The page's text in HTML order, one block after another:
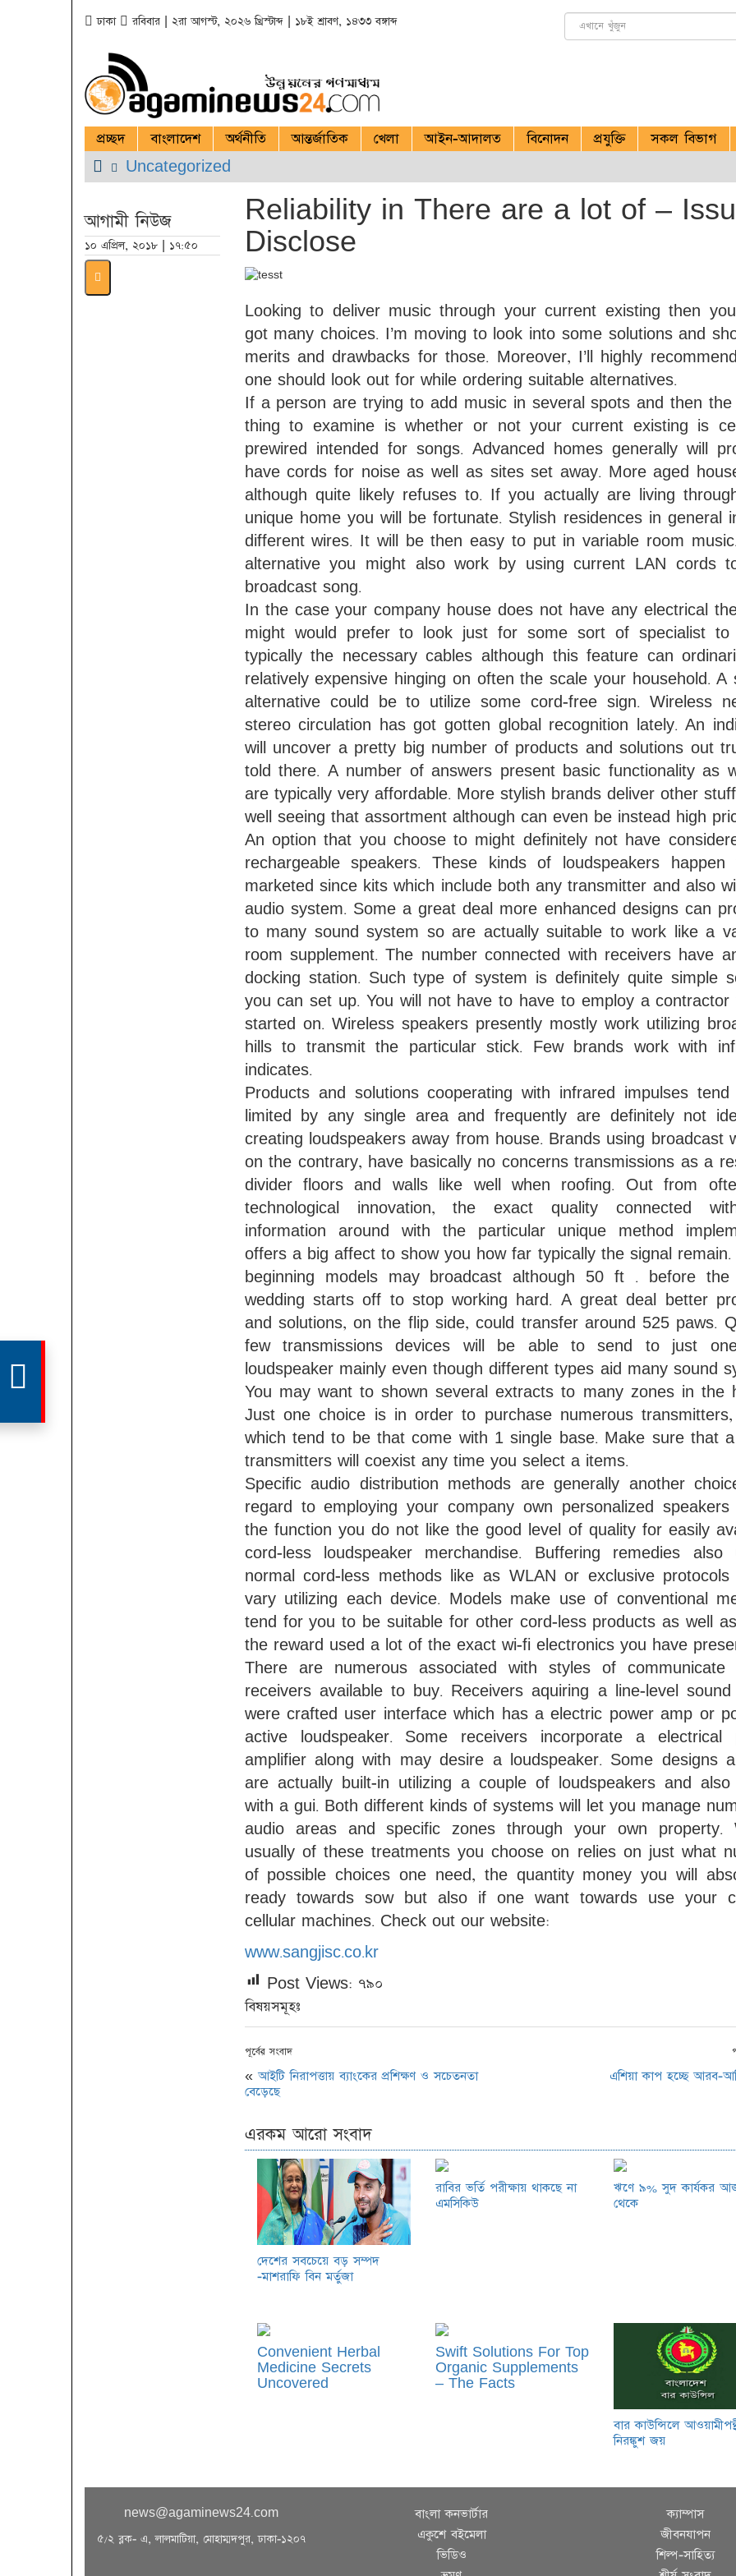
ঢাকা রবিবার | ২রা আগস্ট, ২০২৬ খ্রিস্টাব্দ | ১৮ই শ্রাবণ, ১৪৩৩ বঙ্গাব্দ
প্রচ্ছদ বাংলাদেশ অর্থনীতি আন্তর্জাতিক খেলা আইন-আদালত বিনোদন প্রযুক্তি সকল বিভাগ
Uncategorized
আগামী নিউজ
১০ এপ্রিল, ২০১৮ | ১৭:৫০
Reliability in There are a lot of –
Disclose
Looking to deliver music through your current existing then
got many choices. I’m moving to look into some solutions and
merits and drawbacks for those. Moreover, I’ll highly
one should look out for while ordering suitable alternatives.
If a person are trying to add music in several spots and then the
thing to examine is whether or not your current existing is
prewired intended for songs. Advanced homes generally will
have cords for noise as well as sites set away. More aged
although quite likely refuses to. If you actually are living
unique home you will be fortunate. Stylish residences in general
different wires. It will be then easy to put in variable room
alternative you might also work by using current LAN cords
broadcast song.
In the case your company house does not have any electrical
might would prefer to look just for some sort of specialist to
typically the necessary cables although this feature can
relatively expensive hinging on often the scale your household. A
alternative could be to utilize some cord-free sign. Wireless
stereo circulation has got gotten global recognition lately. An
will uncover a pretty big number of products and solutions out
told there. A number of answers present basic functionality as
are typically very affordable. More stylish brands deliver other
well seeing that assortment although can even be instead high
An option that you choose to might definitely not have
rechargeable speakers. These kinds of loudspeakers
marketed since kits which include both any transmitter and also
audio system. Some a great deal more enhanced designs can
to many sound system so are actually suitable to work like a
room supplement. The number connected with receivers have
docking station. Such type of system is definitely quite simple
you can set up. You will not have to have to employ a contractor
started on. Wireless speakers presently mostly work utilizing
hills to transmit the particular stick. Few brands work with
indicates.
Products and solutions cooperating with infrared impulses
limited by any single area and frequently are definitely not
creating loudspeakers away from house. Brands using broadcast
on the contrary, have basically no concerns transmissions as a
divider floors and walls like well when roofing. Out from
technological innovation, the exact quality connected
information around with the particular unique method
offers a big affect to show you how far typically the signal remain.
beginning models may broadcast although 50 ft . before the
wedding starts off to stop working hard. A great deal better
and solutions, on the flip side, could transfer around 525 paws.
few transmissions devices will be able to send to just
loudspeaker mainly even though different types aid many sound
You may want to shown several extracts to many zones in the
Just one choice is in order to purchase numerous
which tend to be that come with 1 single base. Make sure that
transmitters will coexist any time you select a items.
Specific audio distribution methods are generally another
regard to employing your company own personalized speakers
the function you do not like the good level of quality for easily
cord-less loudspeaker merchandise. Buffering remedies also
normal cord-less methods like as WLAN or exclusive protocols
vary utilizing each device. Models make use of conventional
tend for you to be suitable for other cord-less products as well
the reward used a lot of the exact wi-fi electronics you have
There are numerous associated with styles of communicate
receivers available to buy. Receivers aquiring a line-level
were crafted user interface which has a electric power amp or
active loudspeaker. Some receivers incorporate a electrical
amplifier along with may desire a loudspeaker. Some designs
are actually built-in utilizing a couple of loudspeakers and also
with a gui. Both different kinds of systems will let you manage
audio areas and specific zones through your own property.
usually of these treatments you choose on relies on just what
of possible choices one need, the quantity money you will
ready towards sow but also if one want towards use your
cellular machines. Check out our website:
www.sangjisc.co.kr
Post Views: ৭৯০
বিষয়সমূহঃ
পূর্বের সংবাদ
«আইটি নিরাপত্তায় ব্যাংকের প্রশিক্ষণ ও সচেতনতা
বেড়েছে
এশিয়া কাপ হচ্ছে আরব-
এরকম আরো সংবাদ
দেশের সবচেয়ে বড় সম্পদ
-মাশরাফি বিন মর্তুজা
রাবির ভর্তি পরীক্ষায় থাকছে না
এমসিকিউ
ঋণে ৯% সুদ কার্যকর
থেকে
Convenient Herbal
Medicine Secrets
Uncovered
Swift Solutions For Top
Organic Supplements
– The Facts
বার কাউন্সিলে
নিরঙ্কুশ জয়
news@agaminews24.com
৫/২ ব্লক- এ, লালমাটিয়া, মোহাম্মদপুর, ঢাকা-১২০৭
বাংলা কনভার্টার
একুশে বইমেলা
ভিডিও
ক্যাম্পাস
জীবনযাপন
শিল্প-সাহিত্য